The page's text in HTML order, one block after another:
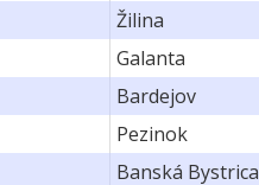
Žilina
Galanta
Bardejov
Pezinok
Banská Bystrica